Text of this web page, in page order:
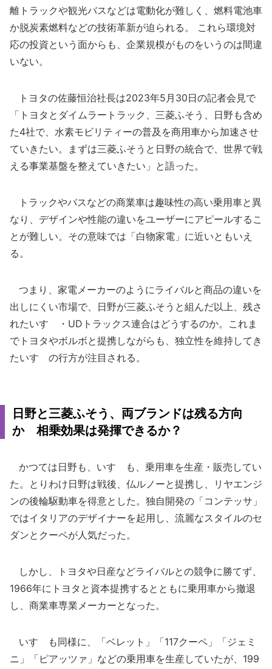
離トラックや観光バスなどは電動化が難しく、燃料電池車
か脱炭素燃料などの技術革新が迫られる。 これら環境対
応の投資という面からも、企業規模がものをいうのは間違
いない。
トヨタの佐藤恒治社長は2023年5月30日の記者会見で
「トヨタとダイムラートラック、三菱ふそう、日野も含め
た4社で、水素モビリティーの普及を商用車から加速させ
ていきたい。まずは三菱ふそうと日野の統合で、世界で戦
える事業基盤を整えていきたい」と語った。
トラックやバスなどの商業車は趣味性の高い乗用車と異
なり、デザインや性能の違いをユーザーにアピールするこ
とが難しい。その意味では「白物家電」に近いともいえ
る。
つまり、家電メーカーのようにライバルと商品の違いを
出しにくい市場で、日野が三菱ふそうと組んだ以上、残さ
れたいすゞ・UDトラックス連合はどうするのか。これま
でトヨタやボルボと提携しながらも、独立性を維持してき
たいすゞの行方が注目される。
日野と三菱ふそう、両ブランドは残る方向
か 相乗効果は発揮できるか？
かつては日野も、いすゞも、乗用車を生産・販売してい
た。とりわけ日野は戦後、仏ルノーと提携し、リヤエンジ
ンの後輪駆動車を得意とした。独自開発の「コンテッサ」
ではイタリアのデザイナーを起用し、流麗なスタイルのセ
ダンとクーペが人気だった。
しかし、トヨタや日産などライバルとの競争に勝てず、
1966年にトヨタと資本提携するとともに乗用車から撤退
し、商業車専業メーカーとなった。
いすゞも同様に、「ベレット」「117クーペ」「ジェミ
ニ」「ピアッツァ」などの乗用車を生産していたが、199